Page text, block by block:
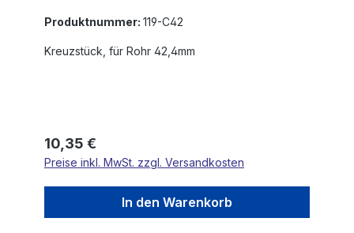
Produktnummer: 119-C42
Kreuzstück, für Rohr 42,4mm
Regulärer Preis:
10,35 €
Preise inkl. MwSt. zzgl. Versandkosten
In den Warenkorb